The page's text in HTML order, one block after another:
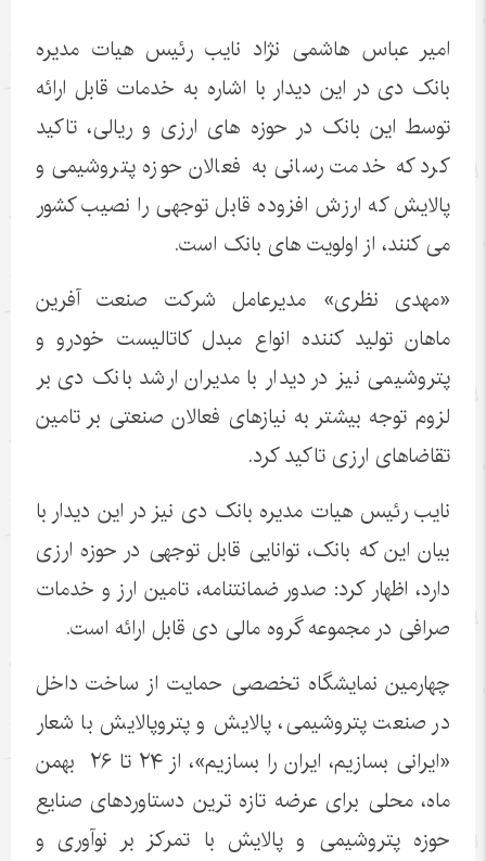
امیر عباس هاشمی نژاد نایب رئیس هیات مدیره
بانک دی در این دیدار با اشاره به خدمات قابل ارائه
توسط این بانک در حوزه های ارزی و ریالی، تاکید
کرد که خدمت رسانی به فعالان حوزه پتروشیمی و
پالایش که ارزش افزوده قابل توجهی را نصیب کشور
می کنند، از اولویت های بانک است.
«مهدی نظری» مدیرعامل شرکت صنعت آفرین
ماهان تولید کننده انواع مبدل کاتالیست خودرو و
پتروشیمی نیز در دیدار با مدیران ارشد بانک دی بر
لزوم توجه بیشتر به نیازهای فعالان صنعتی بر تامین
تقاضاهای ارزی تاکید کرد.
نایب رئیس هیات مدیره بانک دی نیز در این دیدار با
بیان این که بانک، توانایی قابل توجهی در حوزه ارزی
دارد، اظهار کرد: صدور ضمانتنامه، تامین ارز و خدمات
صرافی در مجموعه گروه مالی دی قابل ارائه است.
چهارمین نمایشگاه تخصصی حمایت از ساخت داخل
در صنعت پتروشیمی، پالایش و پتروپالایش با شعار
«ایرانی بسازیم، ایران را بسازیم»، از ۲۴ تا ۲۶ بهمن
ماه، محلی برای عرضه تازه ترین دستاوردهای صنایع
حوزه پتروشیمی و پالایش با تمرکز بر نوآوری و